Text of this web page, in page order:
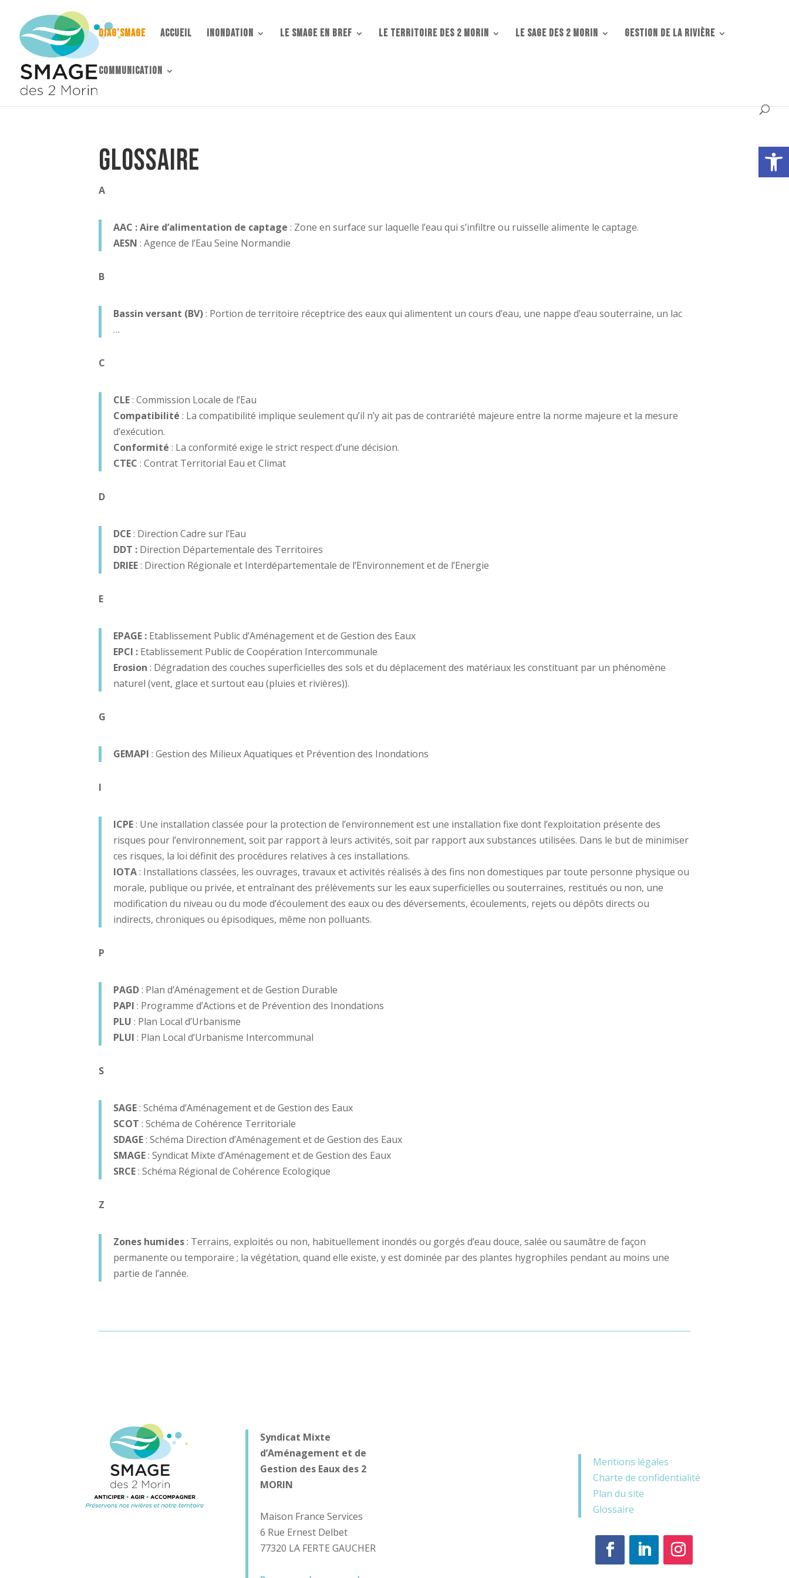
Ouvrir
DIAG’SMAGE accueil Inondation Le SMAGE en bref Le territoire des 2 Morin LE SAGE DES 2 MORIN Gestion de la rivière
communication
Glossaire
A
AAC : Aire d’alimentation de captage : Zone en surface sur laquelle l’eau qui s’infiltre ou ruisselle alimente le captage.
AESN : Agence de l’Eau Seine Normandie
B
Bassin versant (BV): Portion de territoire réceptrice des eaux qui alimentent un cours d’eau, une nappe d’eau souterraine, un lac
…
C
CLE: Commission Locale de l’Eau
Compatibilité : La compatibilité implique seulement qu’il n’y ait pas de contrariété majeure entre la norme majeure et la mesure
d’exécution.
Conformité : La conformité exige le strict respect d’une décision.
CTEC : Contrat Territorial Eau et Climat
D
DCE: Direction Cadre sur l’Eau
DDT : Direction Départementale des Territoires
DRIEE: Direction Régionale et Interdépartementale de l’Environnement et de l’Energie
E
EPAGE : Etablissement Public d’Aménagement et de Gestion des Eaux
EPCI : Etablissement Public de Coopération Intercommunale
Erosion : Dégradation des couches superficielles des sols et du déplacement des matériaux les constituant par un phénomène
naturel (vent, glace et surtout eau (pluies et rivières)).
G
GEMAPI : Gestion des Milieux Aquatiques et Prévention des Inondations
I
ICPE: Une installation classée pour la protection de l’environnement est une installation fixe dont l’exploitation présente des
risques pour l’environnement, soit par rapport à leurs activités, soit par rapport aux substances utilisées. Dans le but de minimiser
ces risques, la loi définit des procédures relatives à ces installations.
IOTA: Installations classées, les ouvrages, travaux et activités réalisés à des fins non domestiques par toute personne physique ou
morale, publique ou privée, et entraînant des prélèvements sur les eaux superficielles ou souterraines, restitués ou non, une
modification du niveau ou du mode d’écoulement des eaux ou des déversements, écoulements, rejets ou dépôts directs ou
indirects, chroniques ou épisodiques, même non polluants.
P
PAGD: Plan d’Aménagement et de Gestion Durable
PAPI : Programme d’Actions et de Prévention des Inondations
PLU : Plan Local d’Urbanisme
PLUI : Plan Local d’Urbanisme Intercommunal
S
SAGE: Schéma d’Aménagement et de Gestion des Eaux
SCOT : Schéma de Cohérence Territoriale
SDAGE: Schéma Direction d’Aménagement et de Gestion des Eaux
SMAGE: Syndicat Mixte d’Aménagement et de Gestion des Eaux
SRCE: Schéma Régional de Cohérence Ecologique
Z
Zones humides: Terrains, exploités ou non, habituellement inondés ou gorgés d’eau douce, salée ou saumâtre de façon
permanente ou temporaire ; la végétation, quand elle existe, y est dominée par des plantes hygrophiles pendant au moins une
partie de l’année.
Syndicat Mixte
d’Aménagement et de
Gestion des Eaux des 2
MORIN
Maison France Services
6 Rue Ernest Delbet
77320 LA FERTE GAUCHER
Mentions légales
Charte de confidentialité
Plan du site
Glossaire